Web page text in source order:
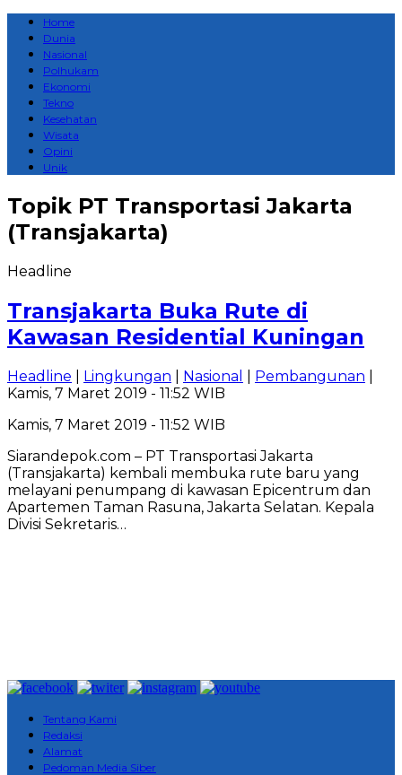
Home
Dunia
Nasional
Polhukam
Ekonomi
Tekno
Kesehatan
Wisata
Opini
Unik
Topik PT Transportasi Jakarta
(Transjakarta)
Headline
Transjakarta Buka Rute di
Kawasan Residential Kuningan
Headline Lingkungan Nasional Pembangunan
Kamis, 7 Maret 2019 - 11:52 WIB
Kamis, 7 Maret 2019 - 11:52 WIB
Siarandepok.com – PT Transportasi Jakarta
(Transjakarta) kembali membuka rute baru yang
melayani penumpang di kawasan Epicentrum dan
Apartemen Taman Rasuna, Jakarta Selatan. Kepala
Divisi Sekretaris…
Tentang Kami
Redaksi
Alamat
Pedoman Media Siber